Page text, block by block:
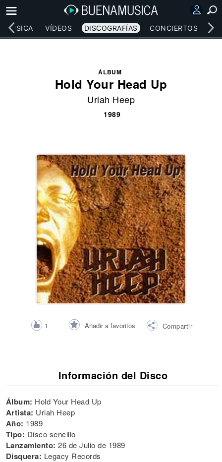
MÚSICA VÍDEOS DISCOGRAFÍAS CONCIERTOS
ÁLBUM
Hold Your Head Up
Uriah Heep
1989
1 Añadir a favoritos Compartir
Información del Disco
Álbum: Hold Your Head Up
Artista: Uriah Heep
Año: 1989
Tipo: Disco sencillo
Lanzamiento: 26 de Julio de 1989
Disquera: Legacy Records